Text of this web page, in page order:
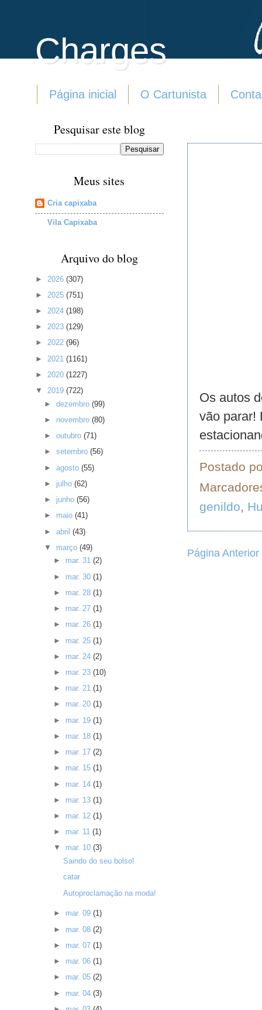
Charges
Página inicial O Cartunista
Os autos
vão parar!
Postado
genildo,
Página Anterior
Pesquisar este blog
Meus sites
Cria capixaba
Vila Capixaba
Arquivo do blog
► 2026 (307)
► 2025 (751)
► 2024 (198)
► 2023 (129)
► 2022 (96)
► 2021 (1161)
► 2020 (1227)
▼ 2019 (722)
►dezembro(99)
► novembro(80)
►outubro(71)
►setembro(56)
►agosto(55)
► julho(62)
► junho(56)
► maio(41)
►abril(43)
▼ março(49)
► mar. 31 (2)
► mar. 30 (1)
► mar. 28 (1)
► mar. 27 (1)
► mar. 26 (1)
► mar. 25 (1)
► mar. 24 (2)
► mar. 23 (10)
► mar. 21 (1)
► mar. 20 (1)
► mar. 19 (1)
► mar. 18 (1)
► mar. 17 (2)
► mar. 15 (1)
► mar. 14 (1)
► mar. 13 (1)
► mar. 12 (1)
► mar. 11 (1)
▼ mar. 10 (3)
Saindo do seu bolso!
catar
Autoproclamação na moda!
► mar. 09 (1)
► mar. 08 (2)
► mar. 07 (1)
► mar. 06 (1)
► mar. 05 (2)
► mar. 04 (3)